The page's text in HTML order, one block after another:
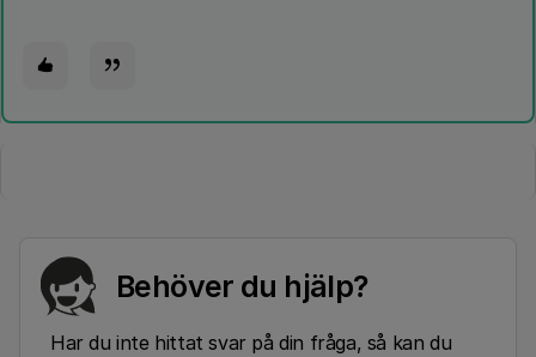
Behöver du hjälp?
Har du inte hittat svar på din fråga, så kan du